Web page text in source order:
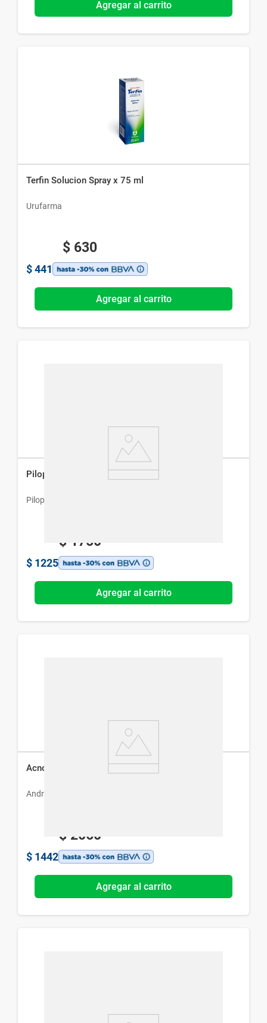
Agregar al carrito
Terfin Solucion Spray x 75 ml
Urufarma
$ 630
$ 441
Agregar al carrito
Pilopeptan Loción Anticaída x 125 ml
Pilopetan
$ 1750
$ 1225
Agregar al carrito
Acnoxin Loción x 140 ml
Andromaco
$ 2060
$ 1442
Agregar al carrito